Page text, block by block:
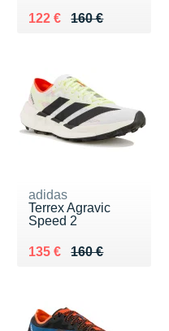
160 €
Au lieu de 160 €
122 €
Vendu 122 €
adidas
Terrex Agravic
Speed 2
160 €
Au lieu de 160 €
135 €
Vendu 135 €